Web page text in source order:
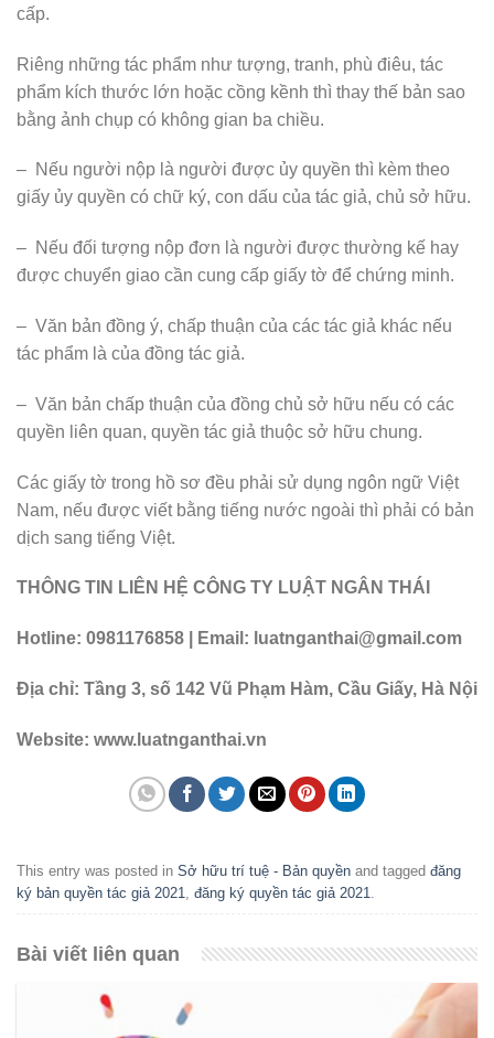
cấp.
Riêng những tác phẩm như tượng, tranh, phù điêu, tác
phẩm kích thước lớn hoặc cồng kềnh thì thay thế bản sao
bằng ảnh chụp có không gian ba chiều.
– Nếu người nộp là người được ủy quyền thì kèm theo
giấy ủy quyền có chữ ký, con dấu của tác giả, chủ sở hữu.
– Nếu đối tượng nộp đơn là người được thường kế hay
được chuyển giao cần cung cấp giấy tờ để chứng minh.
– Văn bản đồng ý, chấp thuận của các tác giả khác nếu
tác phẩm là của đồng tác giả.
– Văn bản chấp thuận của đồng chủ sở hữu nếu có các
quyền liên quan, quyền tác giả thuộc sở hữu chung.
Các giấy tờ trong hồ sơ đều phải sử dụng ngôn ngữ Việt
Nam, nếu được viết bằng tiếng nước ngoài thì phải có bản
dịch sang tiếng Việt.
THÔNG TIN LIÊN HỆ CÔNG TY LUẬT NGÂN THÁI
Hotline: 0981176858 | Email: luatnganthai@gmail.com
Địa chỉ: Tầng 3, số 142 Vũ Phạm Hàm, Cầu Giấy, Hà Nội
Website: www.luatnganthai.vn
This entry was posted in Sở hữu trí tuệ - Bản quyền and tagged đăng
ký bản quyền tác giả 2021, đăng ký quyền tác giả 2021.
Bài viết liên quan